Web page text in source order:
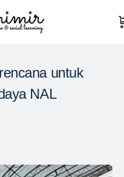
untuk
NAL